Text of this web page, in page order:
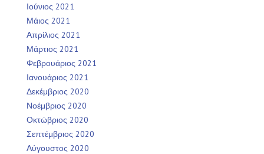
Ιούνιος 2021
Μάιος 2021
Απρίλιος 2021
Μάρτιος 2021
Φεβρουάριος 2021
Ιανουάριος 2021
Δεκέμβριος 2020
Νοέμβριος 2020
Οκτώβριος 2020
Σεπτέμβριος 2020
Αύγουστος 2020